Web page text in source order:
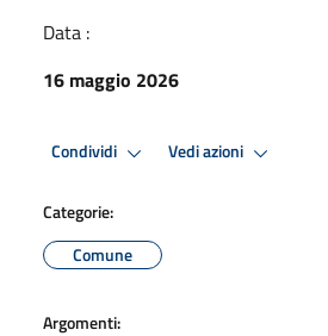
Data :
16 maggio 2026
Condividi Vedi azioni
Categorie:
Comune
Argomenti: